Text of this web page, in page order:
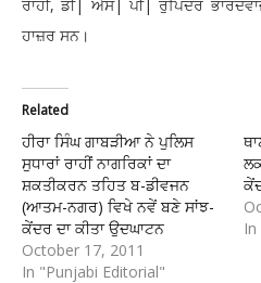
ਰਾਹੀ, ਡੀ| ਐੱਸ| ਪੀ| ਰੁਪਿੰਦਰ
ਹਾਜ਼ਰ ਸਨ।
Related
ਹੀਰਾ ਸਿੰਘ ਗਾਬੜੀਆ ਨੇ ਪੁਲਿਸ
ਸੁਧਾਰਾਂ ਰਾਹੀਂ ਨਾਗਰਿਕਾਂ ਦਾ
ਸ਼ਕਤੀਕਰਨ ਤਹਿਤ ਬ-ਡੀਵਜਨ
(ਆਤਮ-ਨਗਰ) ਵਿਖੇ ਨਵੇਂ ਬਣੇ ਸਾਂਝ-
ਕੇਂਦਰ ਦਾ ਕੀਤਾ ਉਦਘਾਟਨ
October 17, 2011
In "Punjabi Editorial"